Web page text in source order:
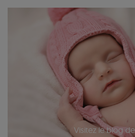
Visitez le blog